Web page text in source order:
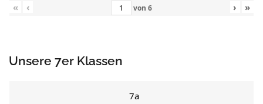
«
‹ von 6 › »
Unsere 7er Klassen
7a